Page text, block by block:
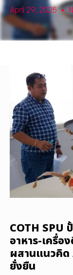
April 29, 2025
COTH SPU
อาหาร-เครื่
ผสานแนวคิด
ยั่งยืน